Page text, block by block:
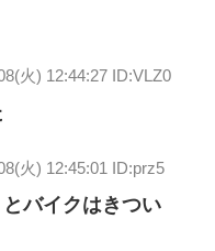
火) 12:44:27 ID:VLZ0
火) 12:45:01 ID:prz5
バイクはきつい